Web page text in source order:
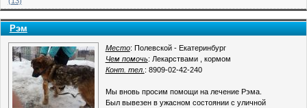
Рэм
Место: Полевской - Екатеринбург
Чем помочь: Лекарствами , кормом
Конт. тел. : 8909-02-42-240
Мы вновь просим помощи на лечение Рэма.
Был вывезен в ужасном состоянии с уличной